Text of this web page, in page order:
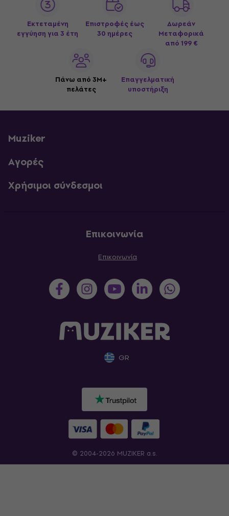
Εκτεταμένη
εγγύηση για 3 έτη
Επιστροφές έως
30 ημέρες
Δωρεάν
Μεταφορικά
από 199 €
Πάνω από 3M+
πελάτες
Επαγγελματική
υποστήριξη
Muziker
Αγορές
Χρήσιμοι σύνδεσμοι
Επικοινωνία
Επικοινωνία
GR
© 2004-2026 MUZIKER a.s.